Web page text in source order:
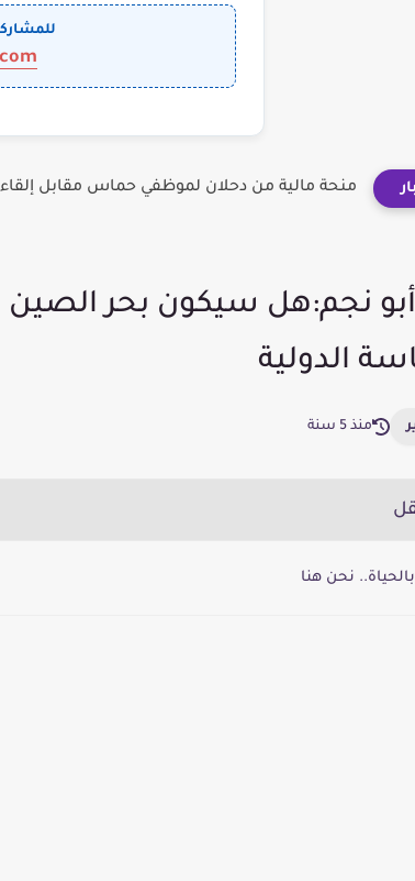
منحة مالية من دحلان لموظفي حماس مقابل
أبو نجم:هل سيكون بحر
الدولية
منذ 5 سنة
نحن هنا